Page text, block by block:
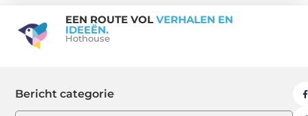
EEN ROUTE VOL VERHALEN EN
IDEEËN.
Hothouse
Bericht categorie